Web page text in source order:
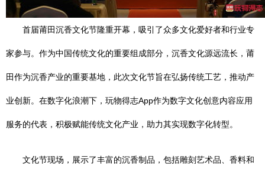
首届莆田沉香文化节隆重开幕，吸引了众多文化爱好者和行业专
家参与。作为中国传统文化的重要组成部分，沉香文化源远流长，莆
田作为沉香产业的重要基地，此次文化节旨在弘扬传统工艺，推动产
业创新。在数字化浪潮下，玩物得志App作为数字文化创意内容应用
服务的代表，积极赋能传统文化产业，助力其实现数字化转型。
文化节现场，展示了丰富的沉香制品，包括雕刻艺术品、香料和